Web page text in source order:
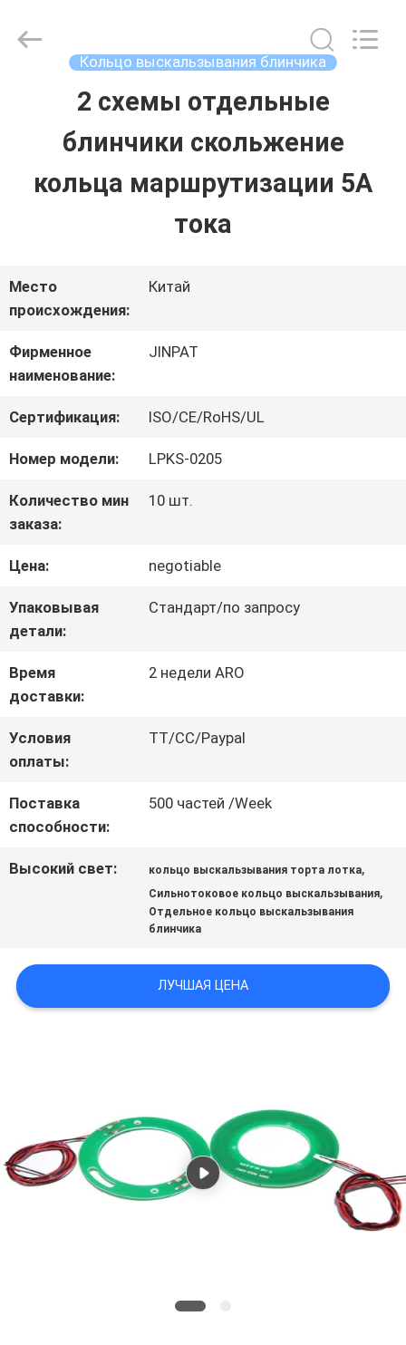
ШОУ
О
НАС
ПУТЕШЕСТВИЕ
ФАБРИКИ
ПРОВЕРКА
КАЧЕСТВА
СВЯЖИТЕСЬ
МЫ
СПРОСИТЕ
ЦИТАТУ
САЙТА
Electronics
Кольцо выскальзывания блинчика
2 схемы отдельные
блинчики скольжение
кольца маршрутизации 5А
тока
Место
происхождения:
Китай
Фирменное
наименование:
JINPAT
Сертификация: ISO/CE/RoHS/UL
Номер модели: LPKS-0205
Количество мин
заказа:
10 шт.
Цена: negotiable
Упаковывая
детали:
Стандарт/по запросу
Время
доставки:
2 недели ARO
Условия
оплаты:
TT/CC/Paypal
Поставка
способности:
500 частей /Week
Высокий свет: кольцо выскальзывания торта лотка,
Сильнотоковое кольцо выскальзывания,
Отдельное кольцо выскальзывания
блинчика
ЛУЧШАЯ ЦЕНА